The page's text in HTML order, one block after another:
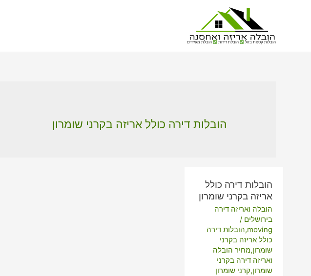
הובלות קטנות בזול הובלת דירות הובלת משרדים
הובלות דירה כולל אריזה בקרני שומרון
הובלות דירה כולל
אריזה בקרני שומרון
הובלה ואריזה דירה
בירושלים /
moving
,הובלות דירה
כולל אריזה בקרני
שומרון,מחיר הובלה
ואריזה דירה בקרני
שומרון,קרני שומרון